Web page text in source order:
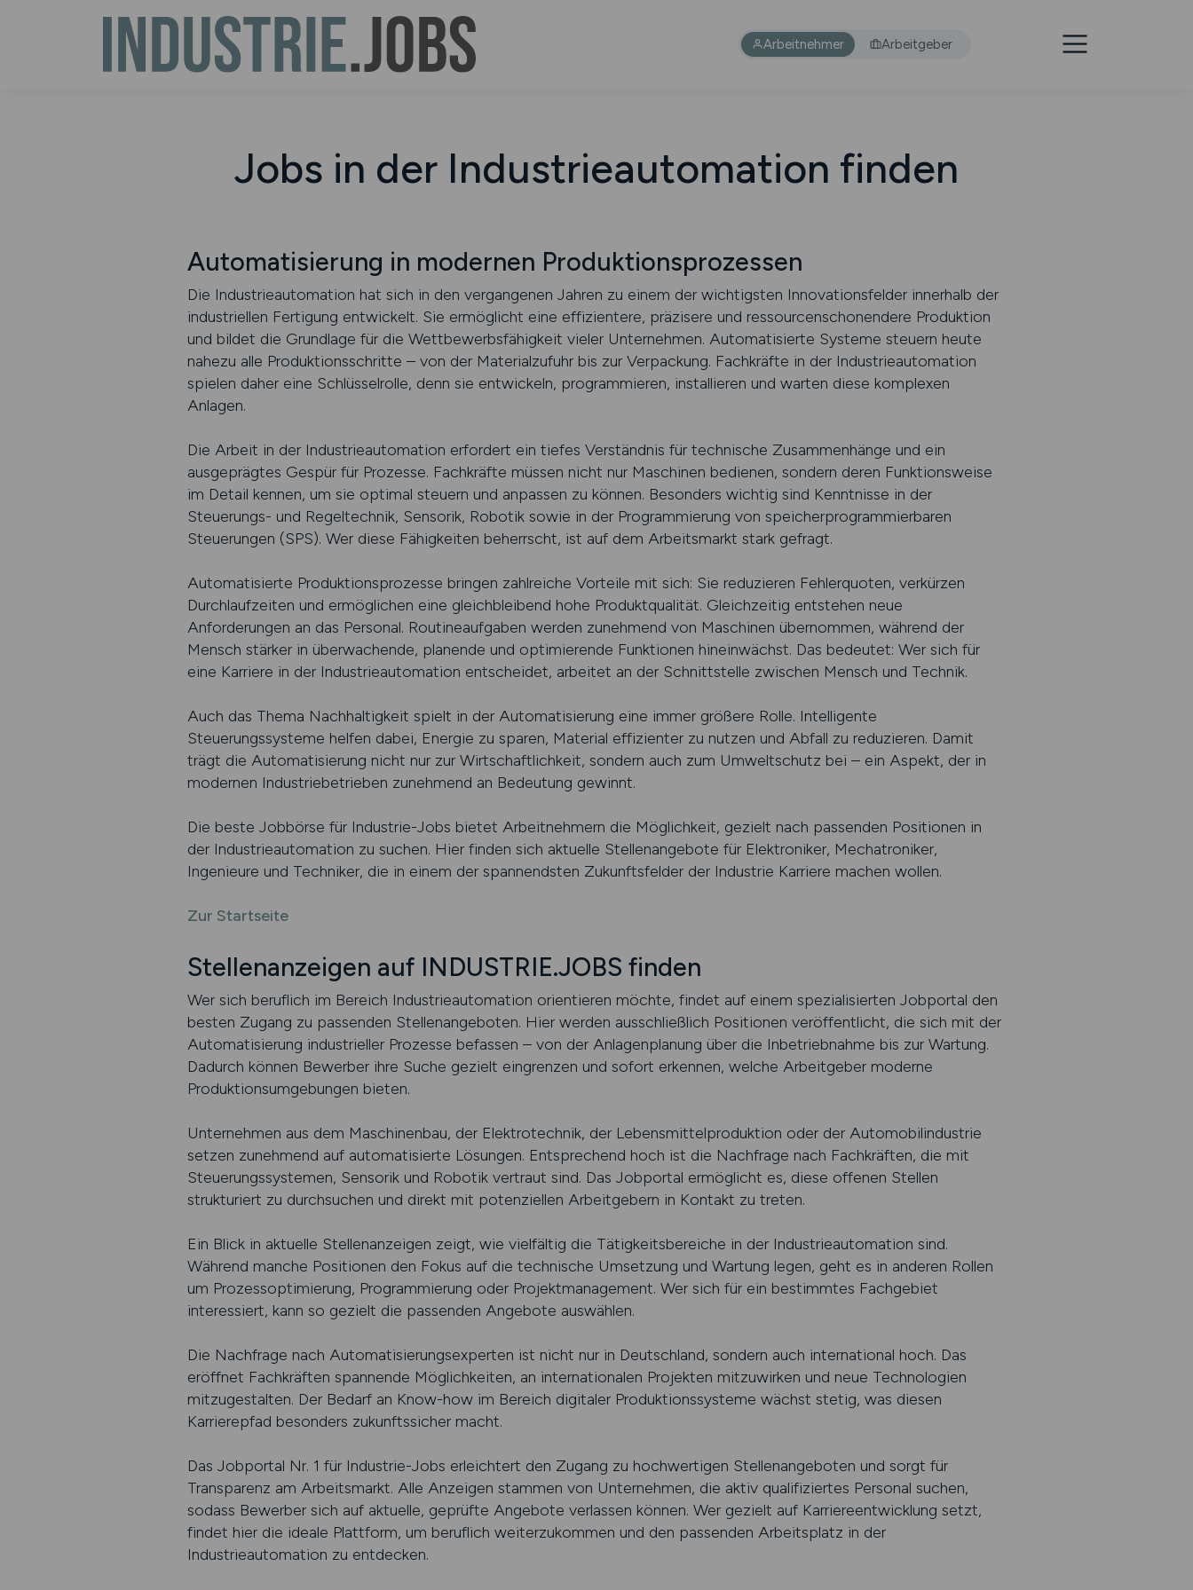
Arbeitnehmer Arbeitgeber
Jobs in der Industrieautomation finden
Automatisierung in modernen Produktionsprozessen
Die Industrieautomation hat sich in den vergangenen Jahren zu einem der wichtigsten Innovationsfelder innerhalb der
industriellen Fertigung entwickelt. Sie ermöglicht eine effizientere, präzisere und ressourcenschonendere Produktion
und bildet die Grundlage für die Wettbewerbsfähigkeit vieler Unternehmen. Automatisierte Systeme steuern heute
nahezu alle Produktionsschritte – von der Materialzufuhr bis zur Verpackung. Fachkräfte in der Industrieautomation
spielen daher eine Schlüsselrolle, denn sie entwickeln, programmieren, installieren und warten diese komplexen
Anlagen.
Die Arbeit in der Industrieautomation erfordert ein tiefes Verständnis für technische Zusammenhänge und ein
ausgeprägtes Gespür für Prozesse. Fachkräfte müssen nicht nur Maschinen bedienen, sondern deren Funktionsweise
im Detail kennen, um sie optimal steuern und anpassen zu können. Besonders wichtig sind Kenntnisse in der
Steuerungs- und Regeltechnik, Sensorik, Robotik sowie in der Programmierung von speicherprogrammierbaren
Steuerungen (SPS). Wer diese Fähigkeiten beherrscht, ist auf dem Arbeitsmarkt stark gefragt.
Automatisierte Produktionsprozesse bringen zahlreiche Vorteile mit sich: Sie reduzieren Fehlerquoten, verkürzen
Durchlaufzeiten und ermöglichen eine gleichbleibend hohe Produktqualität. Gleichzeitig entstehen neue
Anforderungen an das Personal. Routineaufgaben werden zunehmend von Maschinen übernommen, während der
Mensch stärker in überwachende, planende und optimierende Funktionen hineinwächst. Das bedeutet: Wer sich für
eine Karriere in der Industrieautomation entscheidet, arbeitet an der Schnittstelle zwischen Mensch und Technik.
Auch das Thema Nachhaltigkeit spielt in der Automatisierung eine immer größere Rolle. Intelligente
Steuerungssysteme helfen dabei, Energie zu sparen, Material effizienter zu nutzen und Abfall zu reduzieren. Damit
trägt die Automatisierung nicht nur zur Wirtschaftlichkeit, sondern auch zum Umweltschutz bei – ein Aspekt, der in
modernen Industriebetrieben zunehmend an Bedeutung gewinnt.
Die beste Jobbörse für Industrie-Jobs bietet Arbeitnehmern die Möglichkeit, gezielt nach passenden Positionen in
der Industrieautomation zu suchen. Hier finden sich aktuelle Stellenangebote für Elektroniker, Mechatroniker,
Ingenieure und Techniker, die in einem der spannendsten Zukunftsfelder der Industrie Karriere machen wollen.
Zur Startseite
Stellenanzeigen auf INDUSTRIE.JOBS finden
Wer sich beruflich im Bereich Industrieautomation orientieren möchte, findet auf einem spezialisierten Jobportal den
besten Zugang zu passenden Stellenangeboten. Hier werden ausschließlich Positionen veröffentlicht, die sich mit der
Automatisierung industrieller Prozesse befassen – von der Anlagenplanung über die Inbetriebnahme bis zur Wartung.
Dadurch können Bewerber ihre Suche gezielt eingrenzen und sofort erkennen, welche Arbeitgeber moderne
Produktionsumgebungen bieten.
Unternehmen aus dem Maschinenbau, der Elektrotechnik, der Lebensmittelproduktion oder der Automobilindustrie
setzen zunehmend auf automatisierte Lösungen. Entsprechend hoch ist die Nachfrage nach Fachkräften, die mit
Steuerungssystemen, Sensorik und Robotik vertraut sind. Das Jobportal ermöglicht es, diese offenen Stellen
strukturiert zu durchsuchen und direkt mit potenziellen Arbeitgebern in Kontakt zu treten.
Ein Blick in aktuelle Stellenanzeigen zeigt, wie vielfältig die Tätigkeitsbereiche in der Industrieautomation sind.
Während manche Positionen den Fokus auf die technische Umsetzung und Wartung legen, geht es in anderen Rollen
um Prozessoptimierung, Programmierung oder Projektmanagement. Wer sich für ein bestimmtes Fachgebiet
interessiert, kann so gezielt die passenden Angebote auswählen.
Die Nachfrage nach Automatisierungsexperten ist nicht nur in Deutschland, sondern auch international hoch. Das
eröffnet Fachkräften spannende Möglichkeiten, an internationalen Projekten mitzuwirken und neue Technologien
mitzugestalten. Der Bedarf an Know-how im Bereich digitaler Produktionssysteme wächst stetig, was diesen
Karrierepfad besonders zukunftssicher macht.
Das Jobportal Nr. 1 für Industrie-Jobs erleichtert den Zugang zu hochwertigen Stellenangeboten und sorgt für
Transparenz am Arbeitsmarkt. Alle Anzeigen stammen von Unternehmen, die aktiv qualifiziertes Personal suchen,
sodass Bewerber sich auf aktuelle, geprüfte Angebote verlassen können. Wer gezielt auf Karriereentwicklung setzt,
findet hier die ideale Plattform, um beruflich weiterzukommen und den passenden Arbeitsplatz in der
Industrieautomation zu entdecken.